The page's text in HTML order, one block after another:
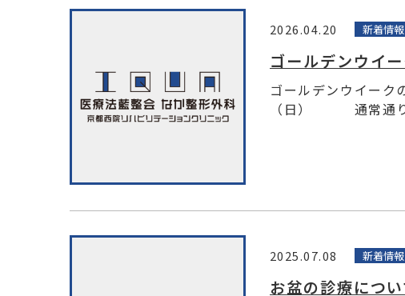
2026.04.20 新着情報
ゴールデンウイ
ゴールデンウイーク
（日） 通常通
2025.07.08 新着情報
お盆の診療につい